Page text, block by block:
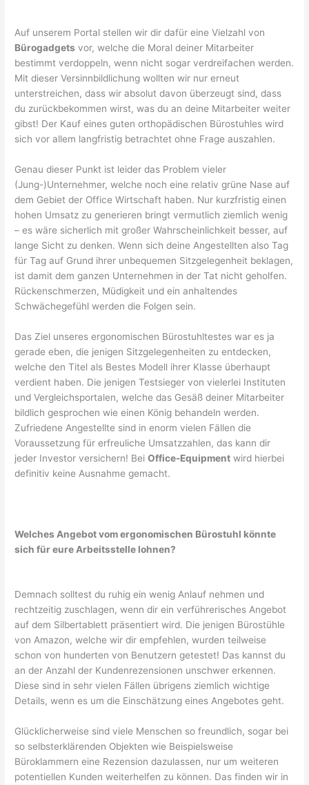
Auf unserem Portal stellen wir dir dafür eine Vielzahl von
Bürogadgets vor, welche die Moral deiner Mitarbeiter
bestimmt verdoppeln, wenn nicht sogar verdreifachen werden.
Mit dieser Versinnbildlichung wollten wir nur erneut
unterstreichen, dass wir absolut davon überzeugt sind, dass
du zurückbekommen wirst, was du an deine Mitarbeiter weiter
gibst! Der Kauf eines guten orthopädischen Bürostuhles wird
sich vor allem langfristig betrachtet ohne Frage auszahlen.
Genau dieser Punkt ist leider das Problem vieler
(Jung-)Unternehmer, welche noch eine relativ grüne Nase auf
dem Gebiet der Office Wirtschaft haben. Nur kurzfristig einen
hohen Umsatz zu generieren bringt vermutlich ziemlich wenig
– es wäre sicherlich mit großer Wahrscheinlichkeit besser, auf
lange Sicht zu denken. Wenn sich deine Angestellten also Tag
für Tag auf Grund ihrer unbequemen Sitzgelegenheit beklagen,
ist damit dem ganzen Unternehmen in der Tat nicht geholfen.
Rückenschmerzen, Müdigkeit und ein anhaltendes
Schwächegefühl werden die Folgen sein.
Das Ziel unseres ergonomischen Bürostuhltestes war es ja
gerade eben, die jenigen Sitzgelegenheiten zu entdecken,
welche den Titel als Bestes Modell ihrer Klasse überhaupt
verdient haben. Die jenigen Testsieger von vielerlei Instituten
und Vergleichsportalen, welche das Gesäß deiner Mitarbeiter
bildlich gesprochen wie einen König behandeln werden.
Zufriedene Angestellte sind in enorm vielen Fällen die
Voraussetzung für erfreuliche Umsatzzahlen, das kann dir
jeder Investor versichern! BeiOffice-Equipment wird hierbei
definitiv keine Ausnahme gemacht.
Welches Angebot vom ergonomischen Bürostuhl könnte
sich für eure Arbeitsstelle lohnen?
Demnach solltest du ruhig ein wenig Anlauf nehmen und
rechtzeitig zuschlagen, wenn dir ein verführerisches Angebot
auf dem Silbertablett präsentiert wird. Die jenigen Bürostühle
von Amazon, welche wir dir empfehlen, wurden teilweise
schon von hunderten von Benutzern getestet! Das kannst du
an der Anzahl der Kundenrezensionen unschwer erkennen.
Diese sind in sehr vielen Fällen übrigens ziemlich wichtige
Details, wenn es um die Einschätzung eines Angebotes geht.
Glücklicherweise sind viele Menschen so freundlich, sogar bei
so selbsterklärenden Objekten wie Beispielsweise
Büroklammern eine Rezension dazulassen, nur um weiteren
potentiellen Kunden weiterhelfen zu können. Das finden wir in